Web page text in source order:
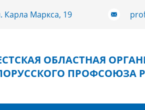
Карла Маркса, 19
ОБЛАСТНАЯ
ПРОФСОЮЗА